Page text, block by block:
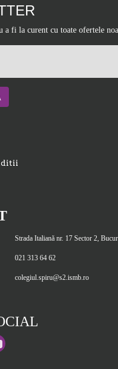
a fi la curent cu toate ofertele
Strada Italiană nr. 17 Sector 2,
021 313 64 62
colegiul.spiru@s2.ismb.ro